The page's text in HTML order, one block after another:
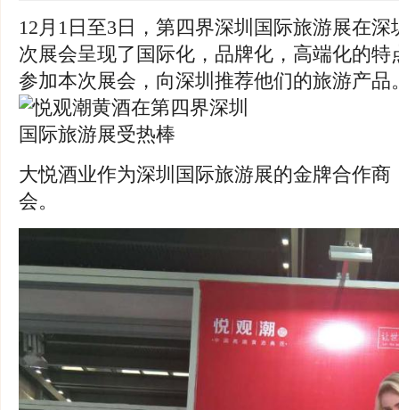
12月1日至3日，第四界深圳国际旅游展在
次展会呈现了国际化，品牌化，高端化的特
参加本次展会，向深圳推荐他们的旅游产品
大悦酒业作为深圳国际旅游展的金牌合作
会。